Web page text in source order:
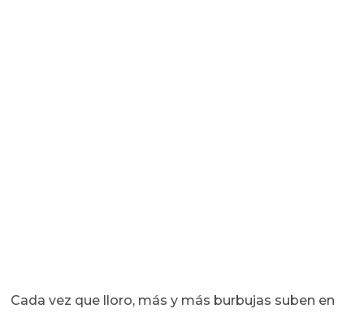
Cada vez que lloro, más y más burbujas suben en